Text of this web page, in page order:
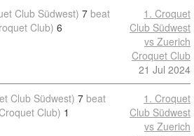
Club Südwest) 7 beat
Club) 6
1. Croquet
Club Südwest
vs Zuerich
Croquet Club
21 Jul 2024
Club Südwest) 7 beat
Club) 1
1. Croquet
Club Südwest
vs Zuerich